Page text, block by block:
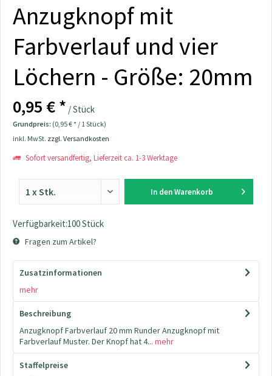
Anzugknopf mit
Farbverlauf und vier
Löchern - Größe: 20mm
0,95 € * / Stück
Grundpreis: (0,95 € * / 1 Stück)
inkl. MwSt. zzgl. Versandkosten
Sofort versandfertig, Lieferzeit ca. 1-3 Werktage
In den Warenkorb
Verfügbarkeit:100 Stück
Fragen zum Artikel?
Zusatzinformationen
mehr
Beschreibung
Anzugknopf Farbverlauf 20 mm Runder Anzugknopf mit
Farbverlauf Muster. Der Knopf hat 4... mehr
Staffelpreise